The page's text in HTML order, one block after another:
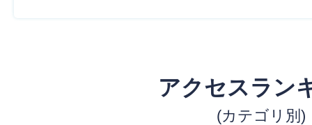
アクセスラン
(カテゴリ別)